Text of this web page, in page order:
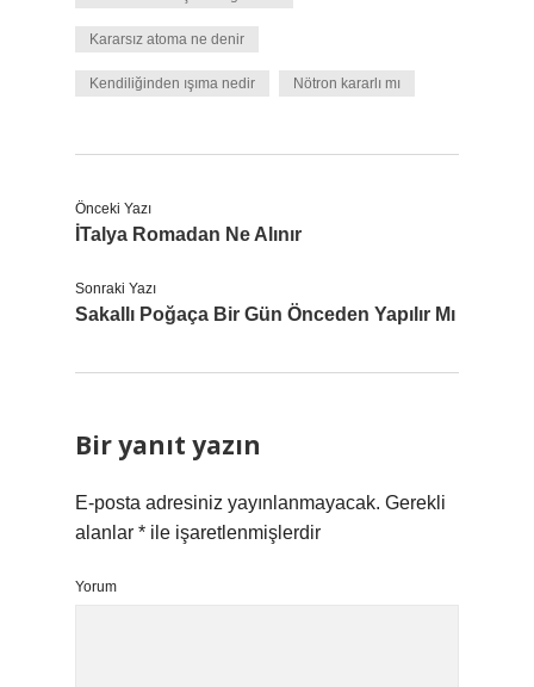
Kararsız atoma ne denir
Kendiliğinden ışıma nedir Nötron kararlı mı
Önceki Yazı
İTalya Romadan Ne Alınır
Sonraki Yazı
Sakallı Poğaça Bir Gün Önceden Yapılır Mı
Bir yanıt yazın
E-posta adresiniz yayınlanmayacak. Gerekli
alanlar * ile işaretlenmişlerdir
Yorum